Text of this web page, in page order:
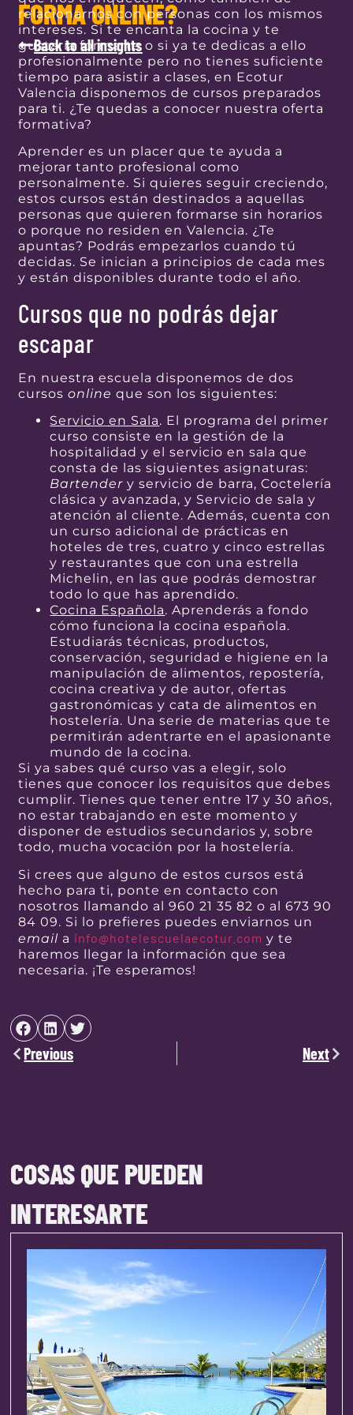
FORMA ONLINE?
Back to all insights
relacionarnos con personas con los mismos
intereses. Si te encanta la cocina y te
gustaría formarte o si ya te dedicas a ello
profesionalmente pero no tienes suficiente
tiempo para asistir a clases, en Ecotur
Valencia disponemos de cursos preparados
para ti. ¿Te quedas a conocer nuestra oferta
formativa?
Aprender es un placer que te ayuda a
mejorar tanto profesional como
personalmente. Si quieres seguir creciendo,
estos cursos están destinados a aquellas
personas que quieren formarse sin horarios
o porque no residen en Valencia. ¿Te
apuntas? Podrás empezarlos cuando tú
decidas. Se inician a principios de cada mes
y están disponibles durante todo el año.
Cursos que no podrás dejar
escapar
En nuestra escuela disponemos de dos
cursos onlineque son los siguientes:
Servicio en Sala. El programa del primer
curso consiste en la gestión de la
hospitalidad y el servicio en sala que
consta de las siguientes asignaturas:
Bartendery servicio de barra, Coctelería
clásica y avanzada, y Servicio de sala y
atención al cliente. Además, cuenta con
un curso adicional de prácticas en
hoteles de tres, cuatro y cinco estrellas
y restaurantes que con una estrella
Michelin, en las que podrás demostrar
todo lo que has aprendido.
Cocina Española. Aprenderás a fondo
cómo funciona la cocina española.
Estudiarás técnicas, productos,
conservación, seguridad e higiene en la
manipulación de alimentos, repostería,
cocina creativa y de autor, ofertas
gastronómicas y cata de alimentos en
hostelería. Una serie de materias que te
permitirán adentrarte en el apasionante
mundo de la cocina.
Si ya sabes qué curso vas a elegir, solo
tienes que conocer los requisitos que debes
cumplir. Tienes que tener entre 17 y 30 años,
no estar trabajando en este momento y
disponer de estudios secundarios y, sobre
todo, mucha vocación por la hostelería.
Si crees que alguno de estos cursos está
hecho para ti, ponte en contacto con
nosotros llamando al 960 21 35 82 o al 673 90
84 09. Si lo prefieres puedes enviarnos un
email a info@hotelescuelaecotur.com y te
haremos llegar la información que sea
necesaria. ¡Te esperamos!
Previous Next
COSAS QUE PUEDEN
INTERESARTE